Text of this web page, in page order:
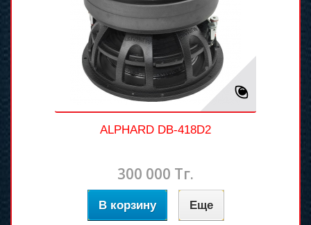
ALPHARD DB-418D2
300 000 Тг.
В корзину Еще